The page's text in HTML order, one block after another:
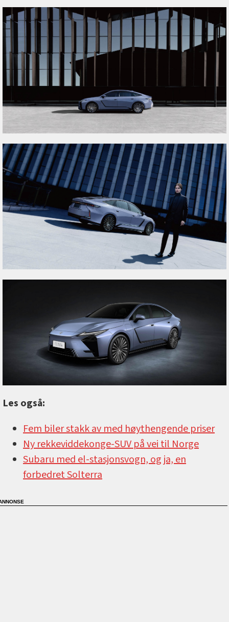
Les også:
Fem biler stakk av med høythengende priser
Ny rekkeviddekonge-SUV på vei til Norge
Subaru med el-stasjonsvogn, og ja, en
forbedret Solterra